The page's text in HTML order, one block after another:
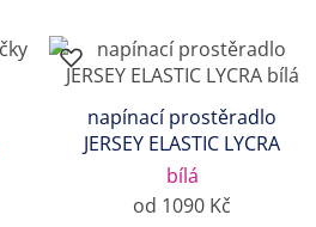
napínací prostěradlo
JERSEY ELASTIC LYCRA
bílá
od 1090 Kč